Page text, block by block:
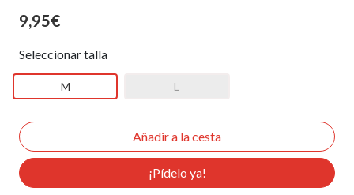
9,95€
Seleccionar talla
M L
¡Pídelo ya!